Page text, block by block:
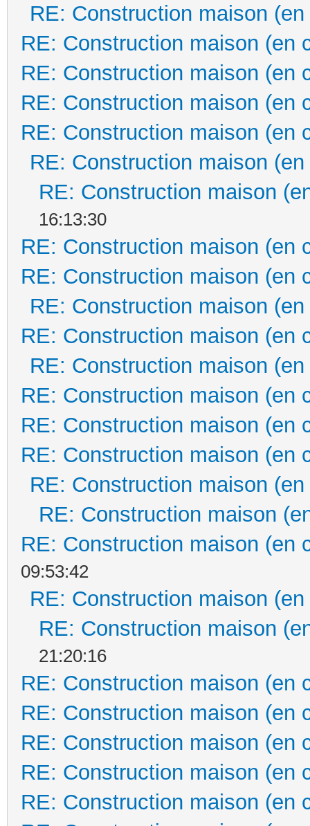
RE: Construction maison
RE: Construction maison (en
RE: Construction maison (en
RE: Construction maison (en
RE: Construction maison (en
RE: Construction maison
RE: Construction maison
16:13:30
RE: Construction maison (en
RE: Construction maison (en
RE: Construction maison
RE: Construction maison (en
RE: Construction maison
RE: Construction maison (en
RE: Construction maison (en
RE: Construction maison (en
RE: Construction maison
RE: Construction maison
RE: Construction maison (en
09:53:42
RE: Construction maison
RE: Construction maison
21:20:16
RE: Construction maison (en
RE: Construction maison (en
RE: Construction maison (en
RE: Construction maison (en
RE: Construction maison (en